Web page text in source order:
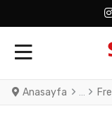
Anasayfa